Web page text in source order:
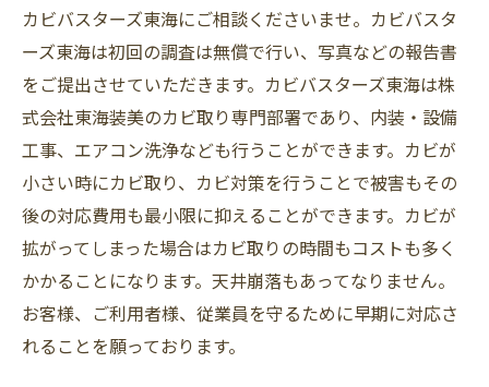
カビバスターズ東海にご相談くださいませ。カビバスタ
ーズ東海は初回の調査は無償で行い、写真などの報告書
をご提出させていただきます。カビバスターズ東海は株
式会社東海装美のカビ取り専門部署であり、内装・設備
工事、エアコン洗浄なども行うことができます。カビが
小さい時にカビ取り、カビ対策を行うことで被害もその
後の対応費用も最小限に抑えることができます。カビが
拡がってしまった場合はカビ取りの時間もコストも多く
かかることになります。天井崩落もあってなりません。
お客様、ご利用者様、従業員を守るために早期に対応さ
れることを願っております。